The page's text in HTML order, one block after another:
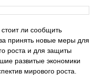
ли сообщить
принять новые меры для
роста и для защиты
развитые экономики
мирового роста.